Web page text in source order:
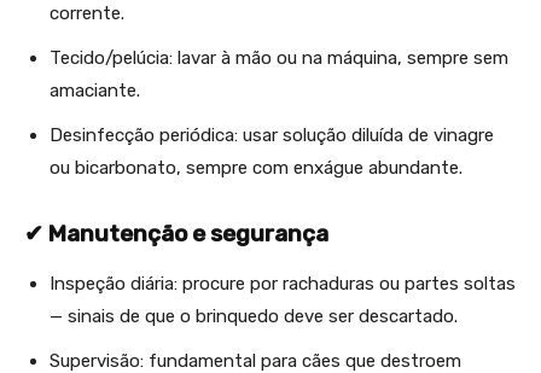
corrente.
Tecido/pelúcia: lavar à mão ou na máquina, sempre sem
amaciante.
Desinfecção periódica: usar solução diluída de vinagre
ou bicarbonato, sempre com enxágue abundante.
✔ Manutenção e segurança
Inspeção diária: procure por rachaduras ou partes soltas
— sinais de que o brinquedo deve ser descartado.
Supervisão: fundamental para cães que destroem